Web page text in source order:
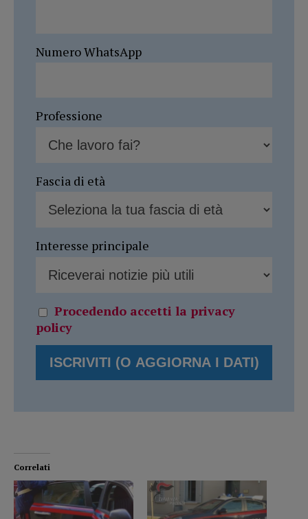
Numero WhatsApp
Professione
Fascia di età
Interesse principale
Procedendo accetti la privacy
policy
Correlati